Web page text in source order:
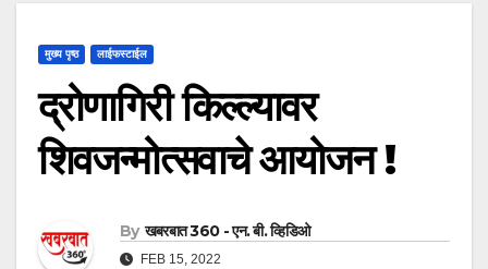
मुख्य पृष्ठ लाईफस्टाईल
द्रोणागिरी किल्ल्यावर
शिवजन्मोत्सवाचे आयोजन !
By खबरबात 360 - एन. बी. व्हिडिओ
FEB 15, 2022